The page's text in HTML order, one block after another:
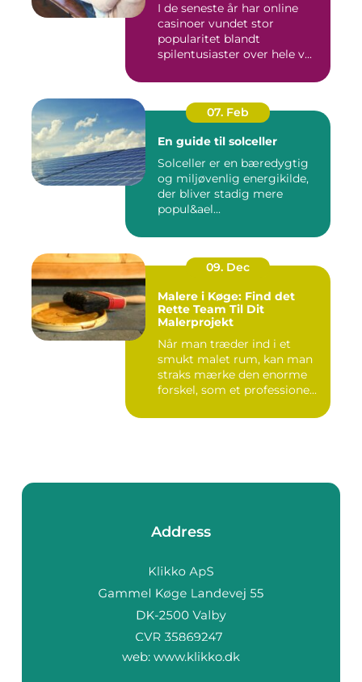
I de seneste år har online
casinoer vundet stor
popularitet blandt
spilentusiaster over hele v...
07. Feb
En guide til solceller
Solceller er en bæredygtig
og miljøvenlig energikilde,
der bliver stadig mere
popul&ael...
09. Dec
Malere i Køge: Find det
Rette Team Til Dit
Malerprojekt
Når man træder ind i et
smukt malet rum, kan man
straks mærke den enorme
forskel, som et professione...
Address
web: www.klikko.dk